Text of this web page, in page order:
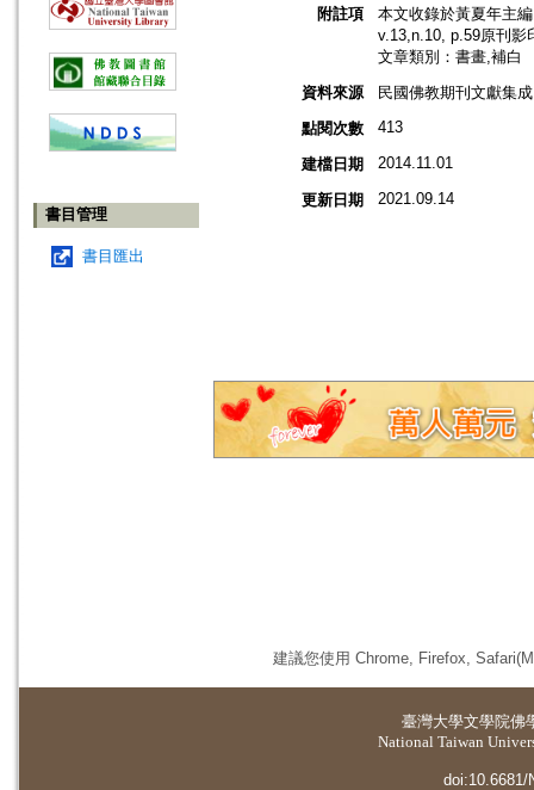
書目管理
書目匯出
附註項
本文收錄於黃夏年主
v.13,n.10, p.59原刊影
文章類別：書畫,補白
資料來源
民國佛教期刊文獻集
點閱次數
413
建檔日期 2014.11.01
更新日期 2021.09.14
建議您使用 Chrome, Firefox,
臺灣大學文學院佛
National Taiwan
doi:10.6681/